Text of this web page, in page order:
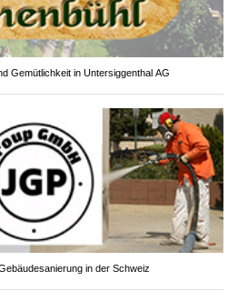
Gemütlichkeit in Untersiggenthal AG
in der Schweiz